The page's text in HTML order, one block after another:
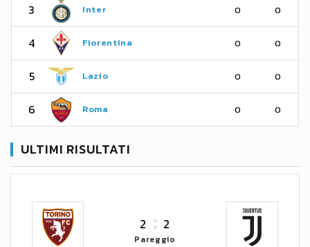
3 Inter 0 0
4 Fiorentina 0 0
5 Lazio 0 0
6 Roma 0 0
ULTIMI RISULTATI
2 2
Pareggio